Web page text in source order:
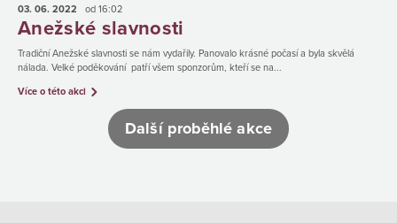
03. 06. 2022 od 16:02
Anežské slavnosti
Tradiční Anežské slavnosti se nám vydařily. Panovalo krásné počasí a byla skvělá
nálada. Velké poděkování patří všem sponzorům, kteří se na...
Více o této akci
Další proběhlé akce